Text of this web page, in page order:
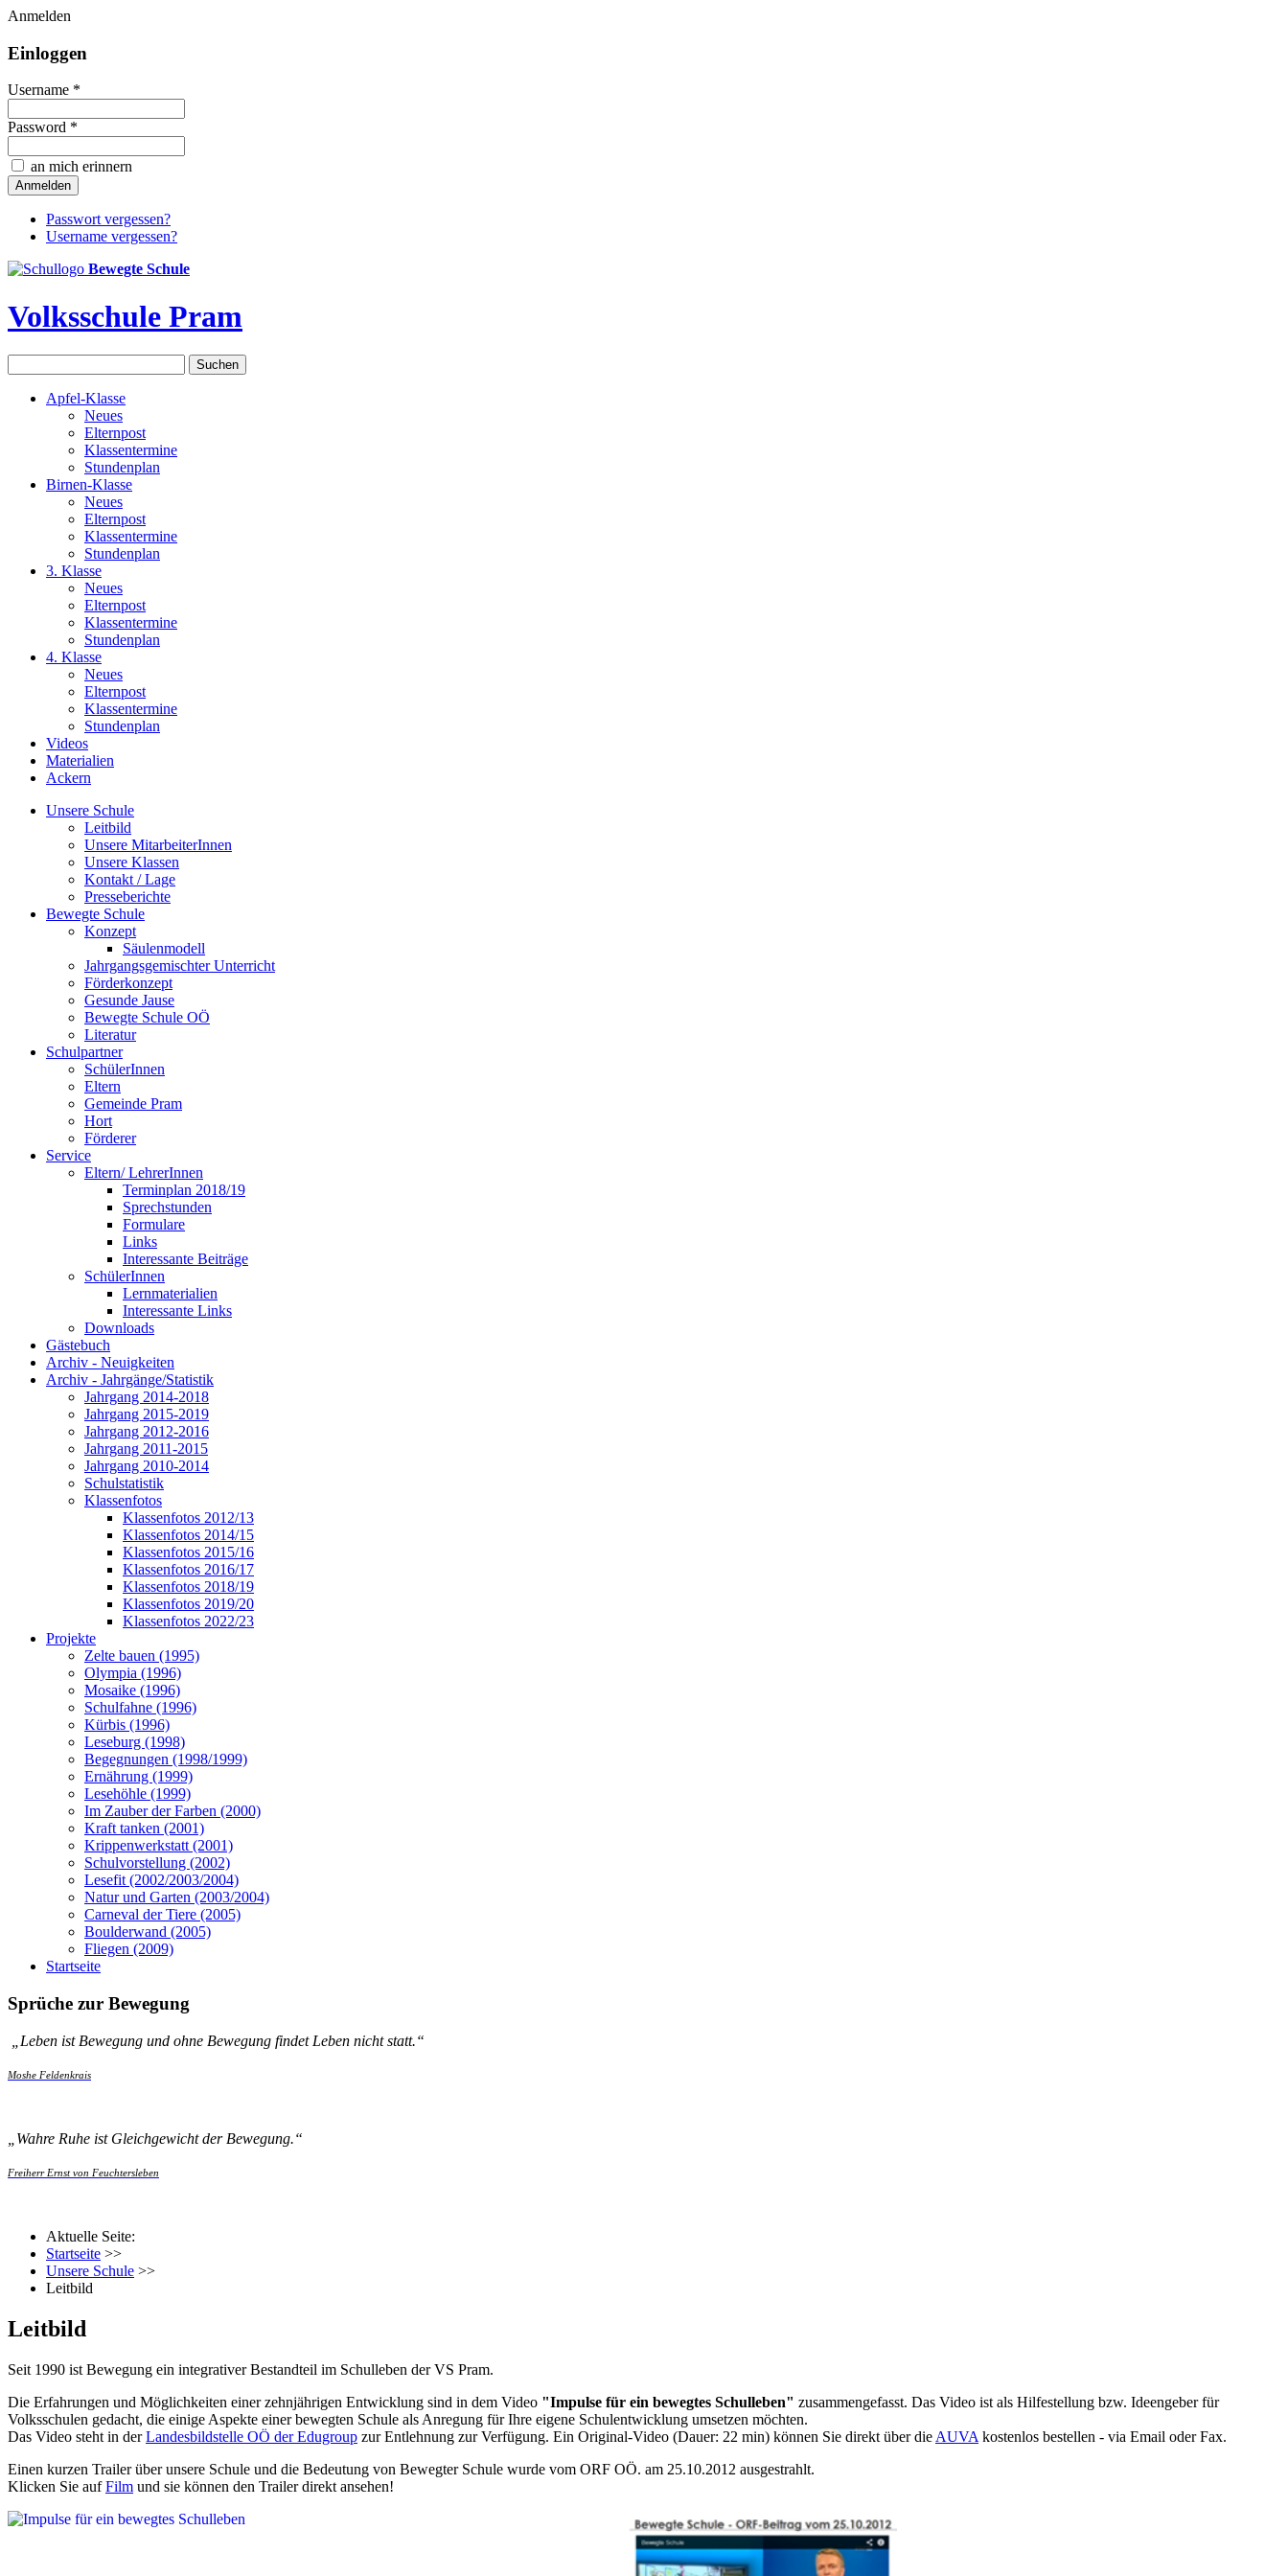
Anmelden
Einloggen
Username *
Password *
an mich erinnern
Passwort vergessen?
Username vergessen?
Bewegte Schule
Volksschule Pram
Apfel-Klasse
Neues
Elternpost
Klassentermine
Stundenplan
Birnen-Klasse
Neues
Elternpost
Klassentermine
Stundenplan
3. Klasse
Neues
Elternpost
Klassentermine
Stundenplan
4. Klasse
Neues
Elternpost
Klassentermine
Stundenplan
Videos
Materialien
Ackern
Unsere Schule
Leitbild
Unsere MitarbeiterInnen
Unsere Klassen
Kontakt / Lage
Presseberichte
Bewegte Schule
Konzept
Säulenmodell
Jahrgangsgemischter Unterricht
Förderkonzept
Gesunde Jause
Bewegte Schule OÖ
Literatur
Schulpartner
SchülerInnen
Eltern
Gemeinde Pram
Hort
Förderer
Service
Eltern/ LehrerInnen
Terminplan 2018/19
Sprechstunden
Formulare
Links
Interessante Beiträge
SchülerInnen
Lernmaterialien
Interessante Links
Downloads
Gästebuch
Archiv - Neuigkeiten
Archiv - Jahrgänge/Statistik
Jahrgang 2014-2018
Jahrgang 2015-2019
Jahrgang 2012-2016
Jahrgang 2011-2015
Jahrgang 2010-2014
Schulstatistik
Klassenfotos
Klassenfotos 2012/13
Klassenfotos 2014/15
Klassenfotos 2015/16
Klassenfotos 2016/17
Klassenfotos 2018/19
Klassenfotos 2019/20
Klassenfotos 2022/23
Projekte
Zelte bauen (1995)
Olympia (1996)
Mosaike (1996)
Schulfahne (1996)
Kürbis (1996)
Leseburg (1998)
Begegnungen (1998/1999)
Ernährung (1999)
Lesehöhle (1999)
Im Zauber der Farben (2000)
Kraft tanken (2001)
Krippenwerkstatt (2001)
Schulvorstellung (2002)
Lesefit (2002/2003/2004)
Natur und Garten (2003/2004)
Carneval der Tiere (2005)
Boulderwand (2005)
Fliegen (2009)
Startseite
Sprüche zur Bewegung
Leben ist Bewegung und ohne Bewegung findet Leben nicht statt.“
Moshe Feldenkrais
Wahre Ruhe ist Gleichgewicht der Bewegung.“
Freiherr Ernst von Feuchtersleben
Aktuelle Seite:
Startseite >>
Unsere Schule >>
Leitbild
Leitbild
Seit 1990 ist Bewegung ein integrativer Bestandteil im Schulleben der VS Pram.
Die Erfahrungen und Möglichkeiten einer zehnjährigen Entwicklung sind in dem Video "Impulse für ein bewegtes Schulleben" zusammengefasst. Das Video ist als Hilfestellung bzw. Ideengeber für
Volksschulen gedacht, die einige Aspekte einer bewegten Schule als Anregung für Ihre eigene Schulentwicklung umsetzen möchten.
Das Video steht in derLandesbildstelle OÖ der Edugroup zur Entlehnung zur Verfügung. Ein Original-Video (Dauer: 22 min) können Sie direkt über die AUVA kostenlos bestellen - via Email oder Fax.
Einen kurzen Trailer über unsere Schule und die Bedeutung von Bewegter Schule wurde vom ORF OÖ. am 25.10.2012 ausgestrahlt.
Klicken Sie aufFilm und sie können den Trailer direkt ansehen!